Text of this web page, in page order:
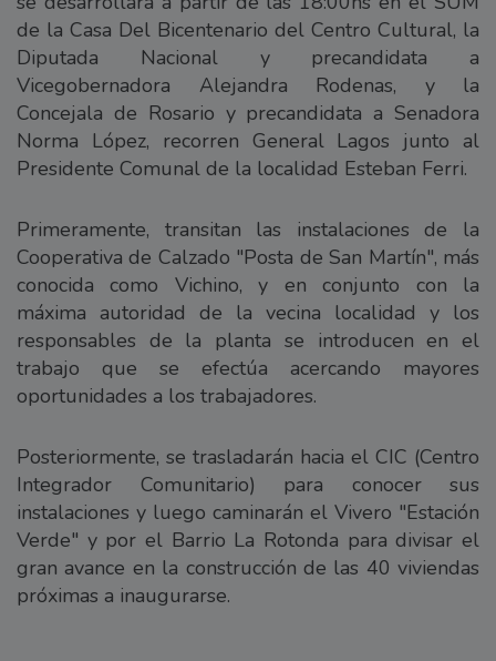
de la Casa Del Bicentenario del Centro Cultural, la
Diputada Nacional y precandidata a
Vicegobernadora Alejandra Rodenas, y la
Concejala de Rosario y precandidata a Senadora
Norma López, recorren General Lagos junto al
Presidente Comunal de la localidad Esteban Ferri.
Primeramente, transitan las instalaciones de la
Cooperativa de Calzado "Posta de San Martín", más
conocida como Vichino, y en conjunto con la
máxima autoridad de la vecina localidad y los
responsables de la planta se introducen en el
trabajo que se efectúa acercando mayores
oportunidades a los trabajadores.
Posteriormente, se trasladarán hacia el CIC (Centro
Integrador Comunitario) para conocer sus
instalaciones y luego caminarán el Vivero "Estación
Verde" y por el Barrio La Rotonda para divisar el
gran avance en la construcción de las 40 viviendas
próximas a inaugurarse.